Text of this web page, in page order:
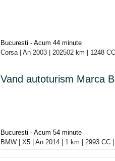
Bucuresti - Acum 44 minute
Corsa | An 2003 | 202502 km | 1248
Vand autoturism Marca
Bucuresti - Acum 54 minute
BMW | X5 | An 2014 | 1 km | 2993 CC |